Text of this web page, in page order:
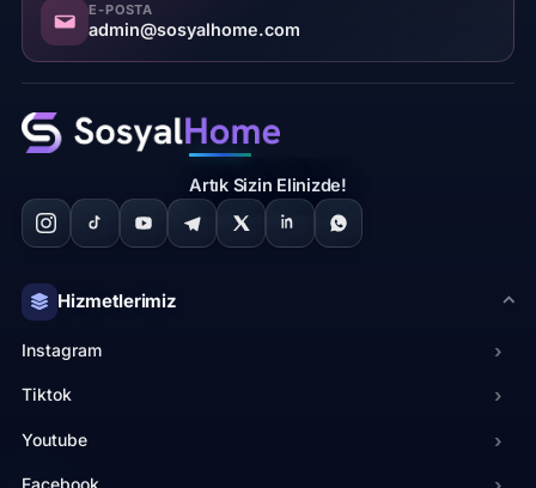
E-POSTA
admin@sosyalhome.com
Artık Sizin Elinizde!
Hizmetlerimiz
Instagram ›
Tiktok ›
Youtube ›